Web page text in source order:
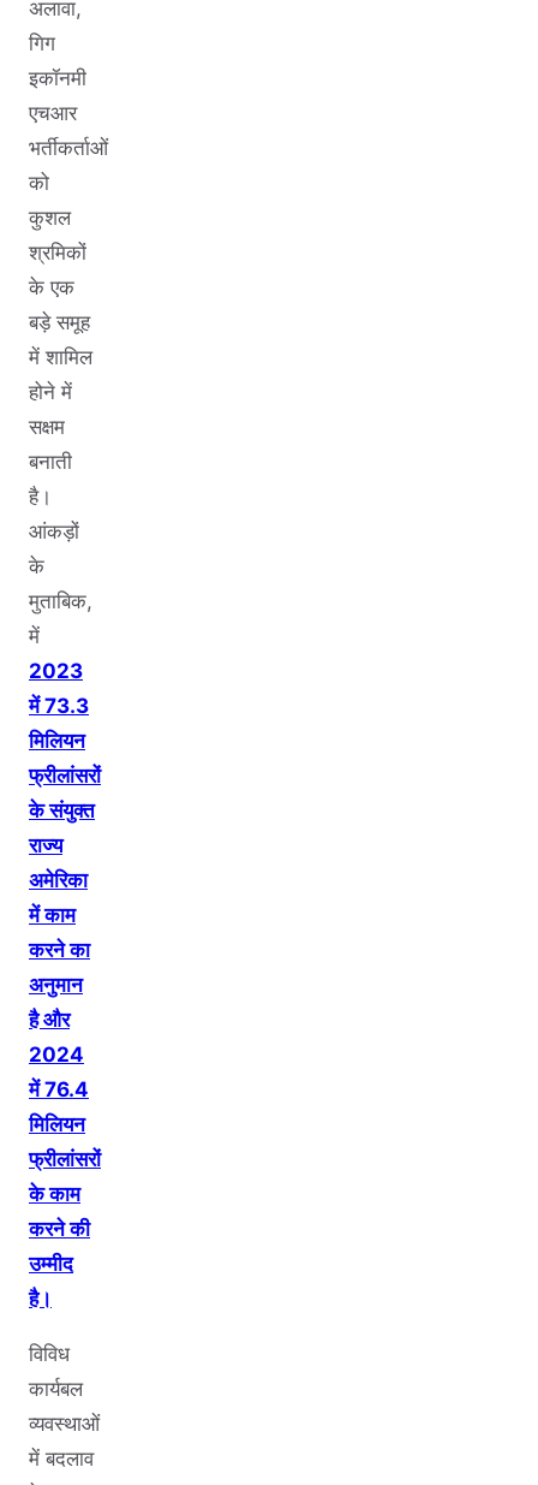
अलावा,
गिग
इकॉनमी
एचआर
भर्तीकर्ताओं
को
कुशल
श्रमिकों
के एक
बड़े समूह
में शामिल
होने में
सक्षम
बनाती
है।
आंकड़ों
के
मुताबिक,
में
2023
में 73.3
मिलियन
फ्रीलांसरों
के संयुक्त
राज्य
अमेरिका
में काम
करने का
अनुमान
है और
2024
में 76.4
मिलियन
फ्रीलांसरों
के काम
करने की
उम्मीद
है।
विविध
कार्यबल
व्यवस्थाओं
में बदलाव